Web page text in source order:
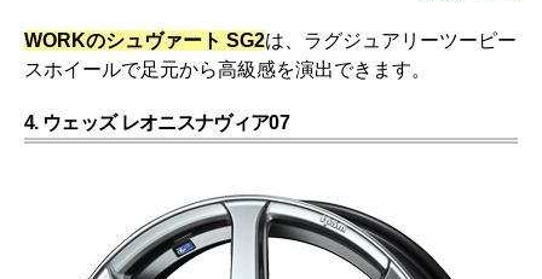
WORKのシュヴァート SG2は、ラグジュアリーツーピー
スホイールで足元から高級感を演出できます。
4. ウェッズ レオニスナヴィア07